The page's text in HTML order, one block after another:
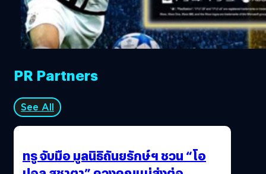
PR Partners
See All
ทรู จับมือ มูลนิธิถันยรักษ์ฯ ชวน “โอ